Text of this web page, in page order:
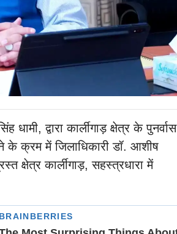
धामी, द्वारा कार्लीगाड़ क्षेत्र के पुनर्वास
के क्रम में जिलाधिकारी डॉ. आशीष
क्षेत्र कार्लीगाड़, सहस्त्रधारा में